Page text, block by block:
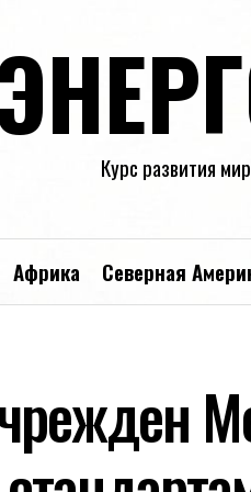
Курс развития
Африка Северная